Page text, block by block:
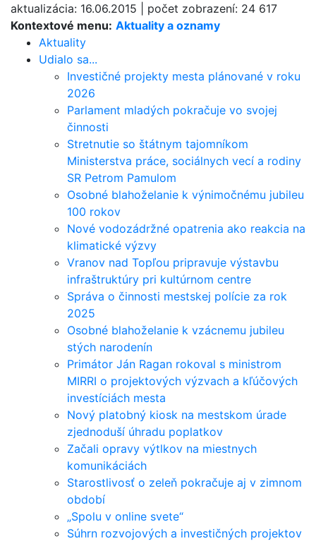
Kontextové menu: Aktuality a oznamy
Aktuality
Udialo sa...
Investičné projekty mesta plánované v roku
2026
Parlament mladých pokračuje vo svojej
činnosti
Stretnutie so štátnym tajomníkom
Ministerstva práce, sociálnych vecí a rodiny
SR Petrom Pamulom
Osobné blahoželanie k výnimočnému jubileu
100 rokov
Nové vodozádržné opatrenia ako reakcia na
klimatické výzvy
Vranov nad Topľou pripravuje výstavbu
infraštruktúry pri kultúrnom centre
Správa o činnosti mestskej polície za rok
2025
Osobné blahoželanie k vzácnemu jubileu
stých narodenín
Primátor Ján Ragan rokoval s ministrom
MIRRI o projektových výzvach a kľúčových
investíciách mesta
Nový platobný kiosk na mestskom úrade
zjednoduší úhradu poplatkov
Začali opravy výtlkov na miestnych
komunikáciách
Starostlivosť o zeleň pokračuje aj v zimnom
období
„Spolu v online svete“
Súhrn rozvojových a investičných projektov
aktualizácia: 16.06.2015 počet zobrazení: 24 617